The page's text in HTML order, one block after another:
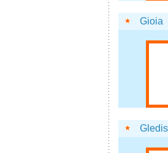
Gioia
Gledis